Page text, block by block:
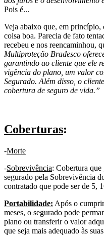
Pois é...
Veja abaixo que, em princípio,
coisa boa. Parecia de fato
recebeu e nos reencaminhou,
Multiproteção Bradesco
garantindo ao cliente que ele
vigência do plano, um valor
Segurado. Além disso, o
cobertura de seguro de vida.”
Coberturas:
-Morte
-Sobrevivência: Cobertura que
segurado pela Sobrevivência
contratado que pode ser de 5,
Portabilidade: Após o
meses, o segurado pode
plano ou transferir o valor
que seja mais adequado às